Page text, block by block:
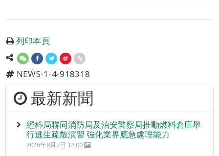
列印本頁
NEWS-1-4-918318
最新新聞
經科局聯同消防局及治安警察局推動燃料倉庫舉
行逃生疏散演習 強化業界應急處理能力
2026年8月7日 12:00